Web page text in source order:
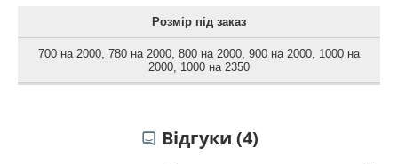
Розмір під заказ
700 на 2000 780 на 2000 800 на 2000 900 на 2000 1000 на
2000 1000 на 2350
Відгуки (4)